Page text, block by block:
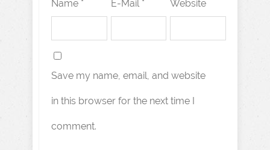
Name * E-Mail * Website
Save my name, email, and website
in this browser for the next time I
comment.